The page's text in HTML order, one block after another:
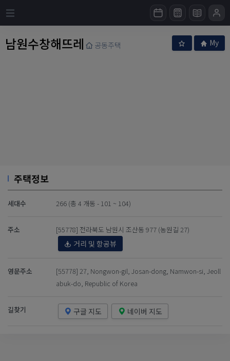
남원수창해뜨레 공동주택 My
주택정보
세대수 266 (총 4 개동 - 101 ~ 104)
주소 [55778] 전라북도 남원시 조산동 977 (농원길 27)
거리 및 항공뷰
영문주소
[55778] 27, Nongwon-gil, Josan-dong, Namwon-si, Jeoll
abuk-do, Republic of Korea
길찾기 구글 지도 네이버 지도